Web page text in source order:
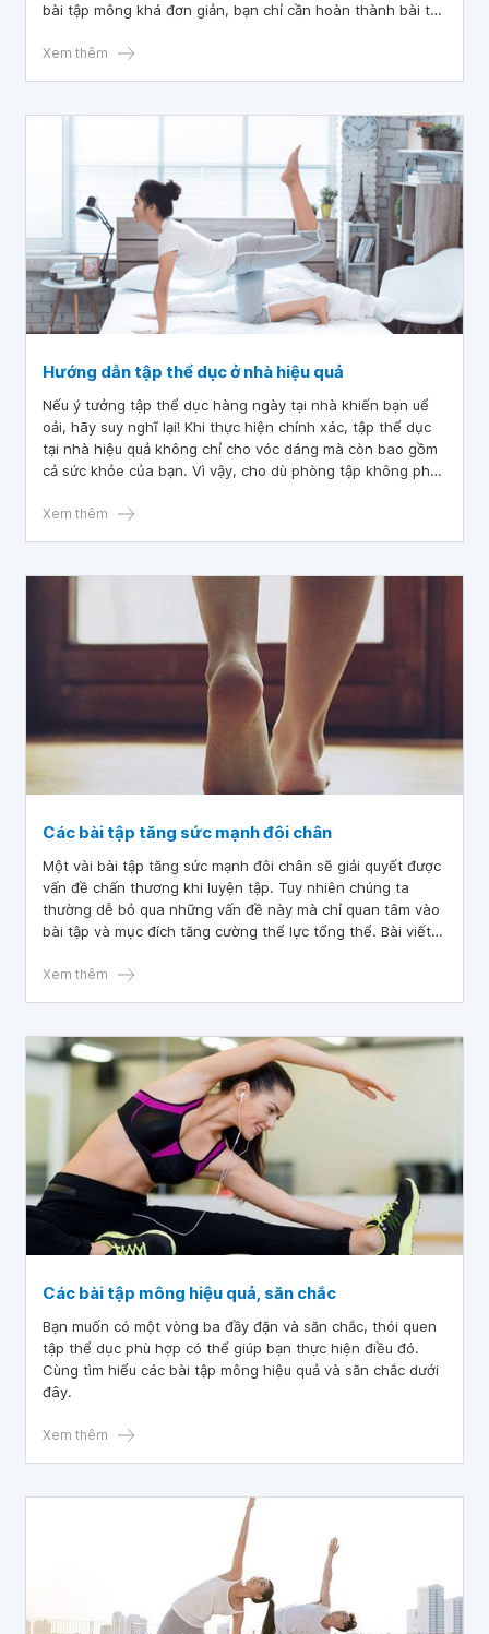
bài tập mông khá đơn giản, bạn chỉ cần hoàn thành bài tập
hoặc 2 tháng. Dưới đây là 15 bài tập mông gym không cần
Xem thêm
Hướng dẫn tập thể dục ở nhà hiệu quả
Nếu ý tưởng tập thể dục hàng ngày tại nhà khiến bạn uể
oải, hãy suy nghĩ lại! Khi thực hiện chính xác, tập thể dục
tại nhà hiệu quả không chỉ cho vóc dáng mà còn bao gồm
cả sức khỏe của bạn. Vì vậy, cho dù phòng tập không phải
dọn ra một khoảng trống ở bất kỳ đâu trong nhà và tập
Xem thêm
Các bài tập tăng sức mạnh đôi chân
Một vài bài tập tăng sức mạnh đôi chân sẽ giải quyết được
vấn đề chấn thương khi luyện tập. Tuy nhiên chúng ta
thường dễ bỏ qua những vấn đề này mà chỉ quan tâm vào
bài tập và mục đích tăng cường thể lực tổng thể. Bài viết
chân hiệu quả.
Xem thêm
Các bài tập mông hiệu quả, săn chắc
Bạn muốn có một vòng ba đầy đặn và săn chắc, thói quen
tập thể dục phù hợp có thể giúp bạn thực hiện điều đó.
Cùng tìm hiểu các bài tập mông hiệu quả và săn chắc dưới
đây.
Xem thêm